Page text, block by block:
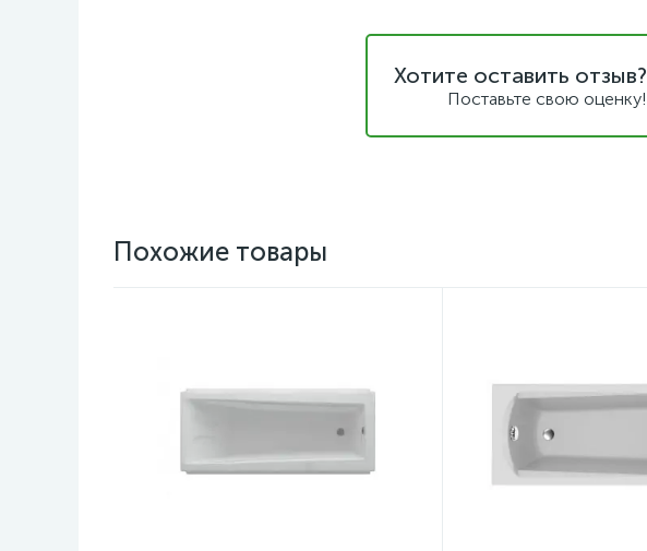
Хотите оставить отзыв?
Поставьте свою оценку!
Похожие товары